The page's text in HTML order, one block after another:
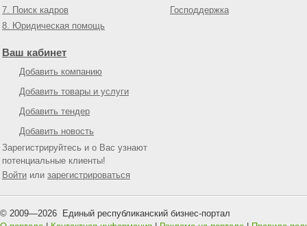
7. Поиск кадров
8. Юридическая помощь
Господдержка
Ваш кабинет
Добавить компанию
Добавить товары и услуги
Добавить тендер
Добавить новость
Зарегистрируйтесь и о Вас узнают
потенциальные клиенты!
Войти или зарегистрироваться
© 2009—2026 Единый республиканский бизнес-портал